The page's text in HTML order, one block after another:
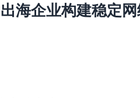
海企业构建稳定